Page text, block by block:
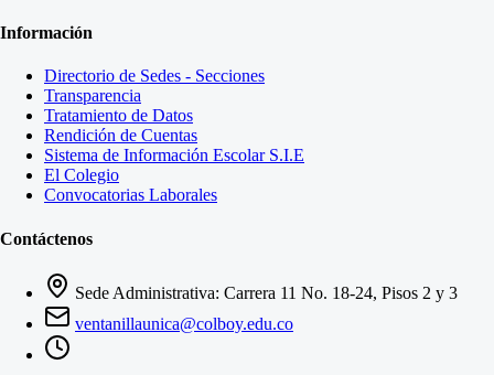
Información
Directorio de Sedes - Secciones
Transparencia
Tratamiento de Datos
Rendición de Cuentas
Sistema de Información Escolar S.I.E
El Colegio
Convocatorias Laborales
Contáctenos
Sede Administrativa: Carrera 11 No. 18-24, Pisos 2 y 3
ventanillaunica@colboy.edu.co